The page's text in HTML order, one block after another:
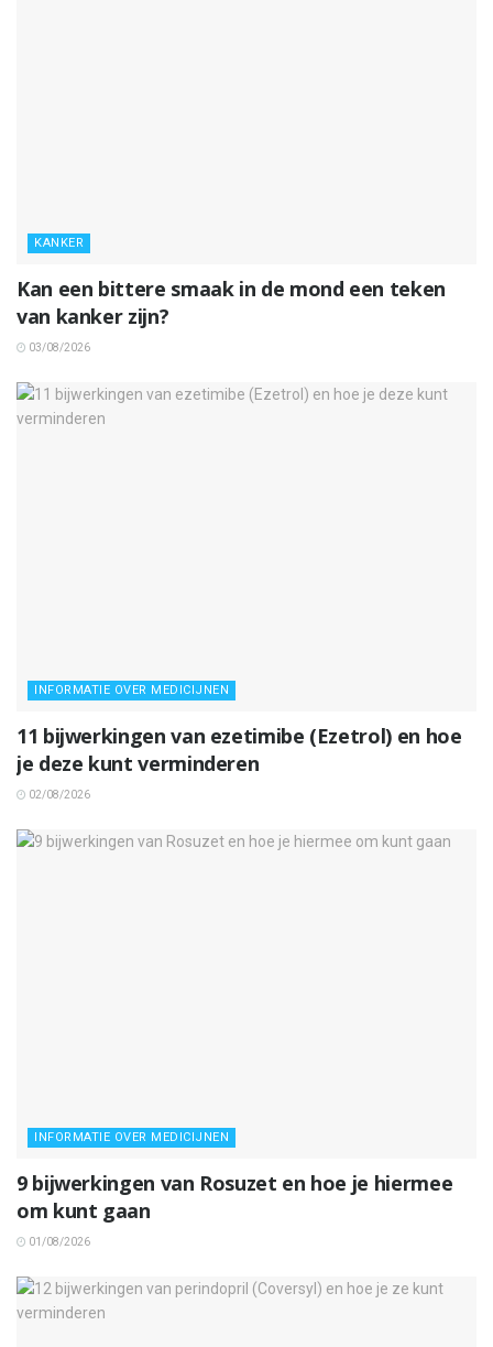
KANKER
Kan een bittere smaak in de mond een teken
van kanker zijn?
03/08/2026
INFORMATIE OVER MEDICIJNEN
11 bijwerkingen van ezetimibe (Ezetrol) en hoe
je deze kunt verminderen
02/08/2026
INFORMATIE OVER MEDICIJNEN
9 bijwerkingen van Rosuzet en hoe je hiermee
om kunt gaan
01/08/2026